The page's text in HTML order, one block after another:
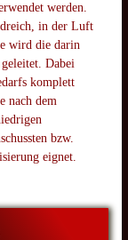
werden.
in der Luft
wird die darin
Dabei
komplett
nach dem
bzw.
eignet.